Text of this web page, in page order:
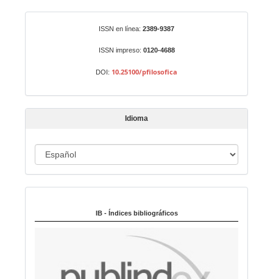
a
t
í
o
ISSN en línea: 2389-9387
ISSN impreso: 0120-4688
DOI: 10.25100/pfilosofica
Idioma
d
m
IB - Índices bibliográficos